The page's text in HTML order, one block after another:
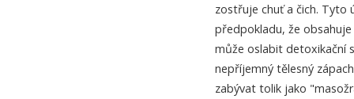
zostřuje chuť a čich. Tyto
předpokladu, že
může oslabit detoxikační
nepříjemný tělesný
zabývat tolik jako